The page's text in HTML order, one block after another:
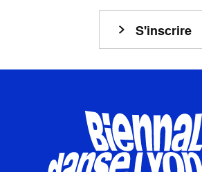
S'inscrire